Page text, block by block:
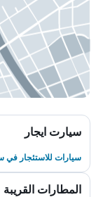
سيارت ايجار
سيارات للاستئجار في
المطارات القريبة